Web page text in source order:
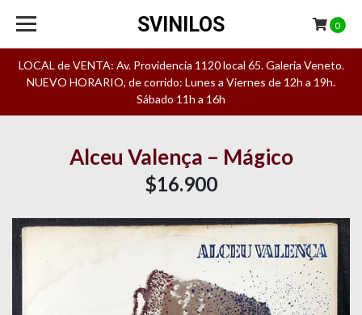
LOCAL de VENTA: Av. Providencia 1120 local 65. Galeria Veneto.
NUEVO HORARIO, de corrido: Lunes a Viernes de 12h a 19h.
Sábado 11h a 16h
SVINILOS 0
Alceu Valença – Mágico
$16.900